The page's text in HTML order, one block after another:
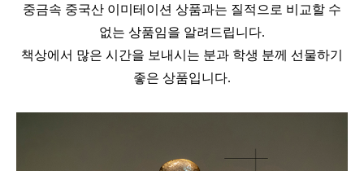
중금속 중국산 이미테이션 상품과는 질적으로 비교할 수
없는 상품임을 알려드립니다.
책상에서 많은 시간을 보내시는 분과 학생 분께 선물하기
좋은 상품입니다.